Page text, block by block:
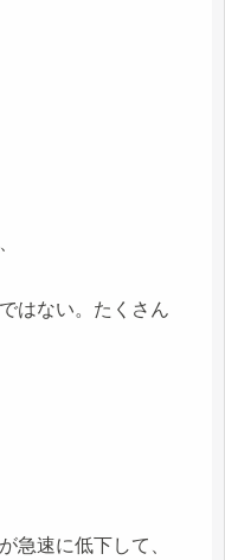
はない。たくさん
急速に低下して、